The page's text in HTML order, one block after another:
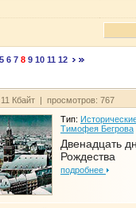
5 6 7 8 9 10 11 12
Кбайт | просмотров: 767
Тип:
Тимофея Бегрова
Двенадцать
Рождества
подробнее